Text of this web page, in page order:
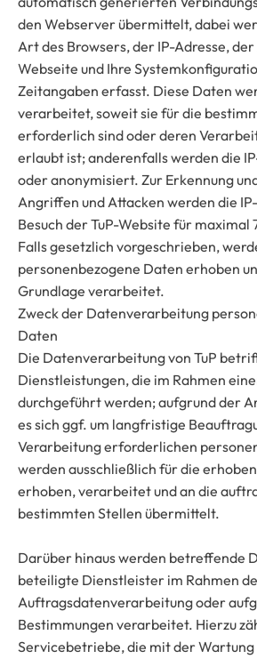
den Webserver übermittelt, dabei
Art des Browsers, der IP-Adresse,
Webseite und Ihre
Zeitangaben erfasst. Diese Daten
verarbeitet, soweit sie für die
erforderlich sind oder deren
erlaubt ist; anderenfalls werden die
oder anonymisiert. Zur Erkennung
Angriffen und Attacken werden die
Besuch der TuP-Website für maximal
Falls gesetzlich vorgeschrieben,
personenbezogene Daten erhoben
Grundlage verarbeitet.
Zweck der Datenverarbeitung
Daten
Die Datenverarbeitung von TuP
Dienstleistungen, die im Rahmen
durchgeführt werden; aufgrund der
es sich ggf. um langfristige
Verarbeitung erforderlichen
werden ausschließlich für die
erhoben, verarbeitet und an die
bestimmten Stellen übermittelt.
Darüber hinaus werden betreffende
beteiligte Dienstleister im Rahmen
Auftragsdatenverarbeitung oder
Bestimmungen verarbeitet. Hierzu
Servicebetriebe, die mit der